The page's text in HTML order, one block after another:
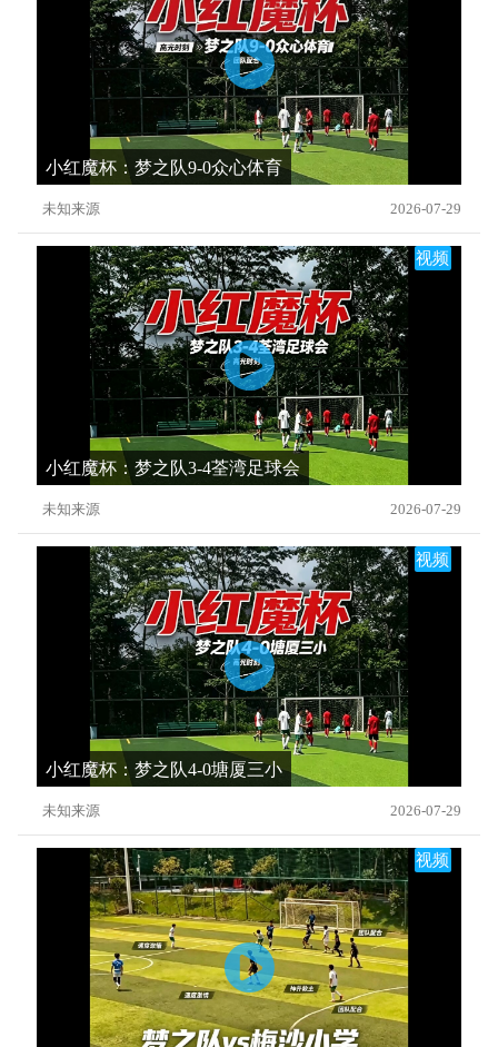
小红魔杯：梦之队9-0众心体育
未知来源 2026-07-29
视频
小红魔杯：梦之队3-4荃湾足球会
未知来源 2026-07-29
视频
小红魔杯：梦之队4-0塘厦三小
未知来源 2026-07-29
视频